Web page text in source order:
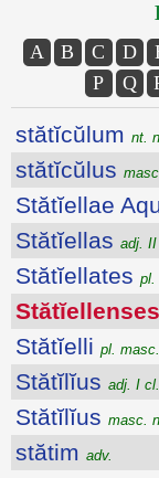
A B C D
P
Q
stătĭcŭlum nt.
stătĭcŭlus
Stătĭellae
Stătĭellas adj. II
Stătĭellates pl.
Stătĭellenses
Stătĭelli pl.
Stătĭlĭus adj. I cl.
Stătĭlĭus masc.
stătim adv.